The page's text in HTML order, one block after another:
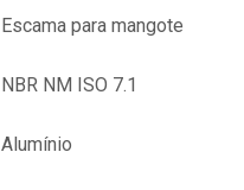
Escama para mangote
NBR NM ISO 7.1
Alumínio